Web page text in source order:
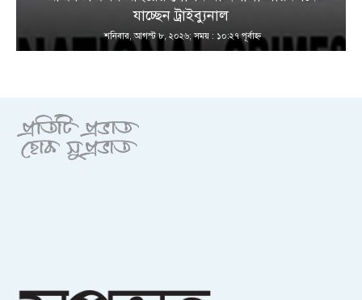
যাচ্ছেন ট্রাইব্যুনাল
শনিবার, আগস্ট ৮, ২০২৬; সময় : ১০:২৭ পূর্বাহ্ণ